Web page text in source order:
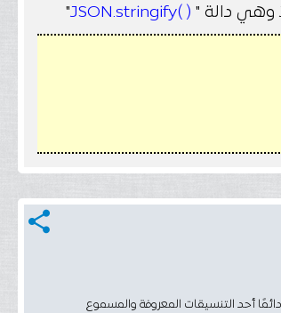
( )JSON.stringify
"
share
أحد التنسيقات المعروفة والمسموع